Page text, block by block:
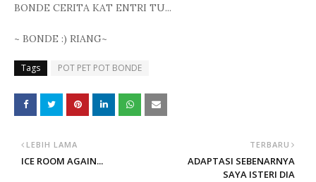
BONDE CERITA KAT ENTRI TU...
~ BONDE :) RIANG~
Tags POT PET POT BONDE
TERBARU
ADAPTASI SEBENARNYA
SAYA ISTERI DIA
LEBIH LAMA
ICE ROOM AGAIN...